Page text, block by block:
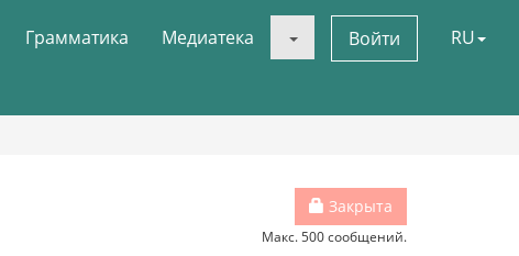
Грамматика Медиатека Войти RU
Закрыта
Макс. 500 сообщений.